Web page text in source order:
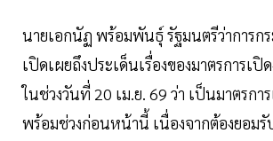
นายเอกนัฏ พร้อมพันธุ์ รัฐมนตรีว่าการกร
เปิดเผยถึงประเด็นเรื่องของมาตรการเ
ในช่วงวันที่ 20 เม.ย. 69 ว่า เป็นมาตรกา
พร้อมช่วงก่อนหน้านี้ เนื่องจากต้องยอมรั